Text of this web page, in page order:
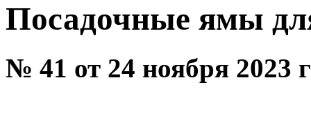
Посадочные ямы
№ 41 от 24 ноября 2023